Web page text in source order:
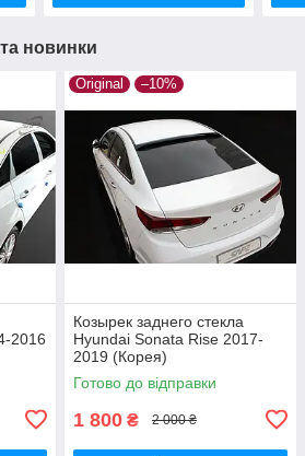
та новинки
2016
Original –10%
Козырек заднего стекла
Hyundai Sonata Rise 2017-
2019 (Корея)
Готово до відправки
1 800 ₴ 2 000 ₴